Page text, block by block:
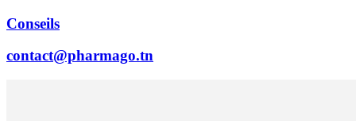
Conseils
contact@pharmago.tn